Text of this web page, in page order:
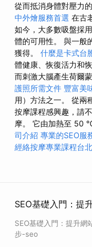
從而抵消身體對壓力
中外燴服務首選 在古
如今，大多數吸盤採
體的可用性。 與一般
獲得。 什麼是卡式台
體健康、恢復活力和
而刺激大腦產生荷爾
護照所需文件 豐富美
用）方法之一。 從兩
按摩課程感興趣，請
摩。 它由加熱至 50
司介紹 專業的SEO服
經絡按摩專業課程台北
SEO基礎入門：提
SEO基礎入門：提升網
步-seo